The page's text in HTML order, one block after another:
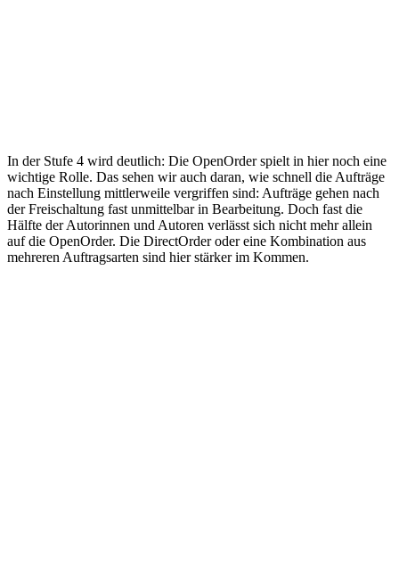
In der Stufe 4 wird deutlich: Die OpenOrder spielt in hier noch eine
wichtige Rolle. Das sehen wir auch daran, wie schnell die Aufträge
nach Einstellung mittlerweile vergriffen sind: Aufträge gehen nach
der Freischaltung fast unmittelbar in Bearbeitung. Doch fast die
Hälfte der Autorinnen und Autoren verlässt sich nicht mehr allein
auf die OpenOrder. Die DirectOrder oder eine Kombination aus
mehreren Auftragsarten sind hier stärker im Kommen.